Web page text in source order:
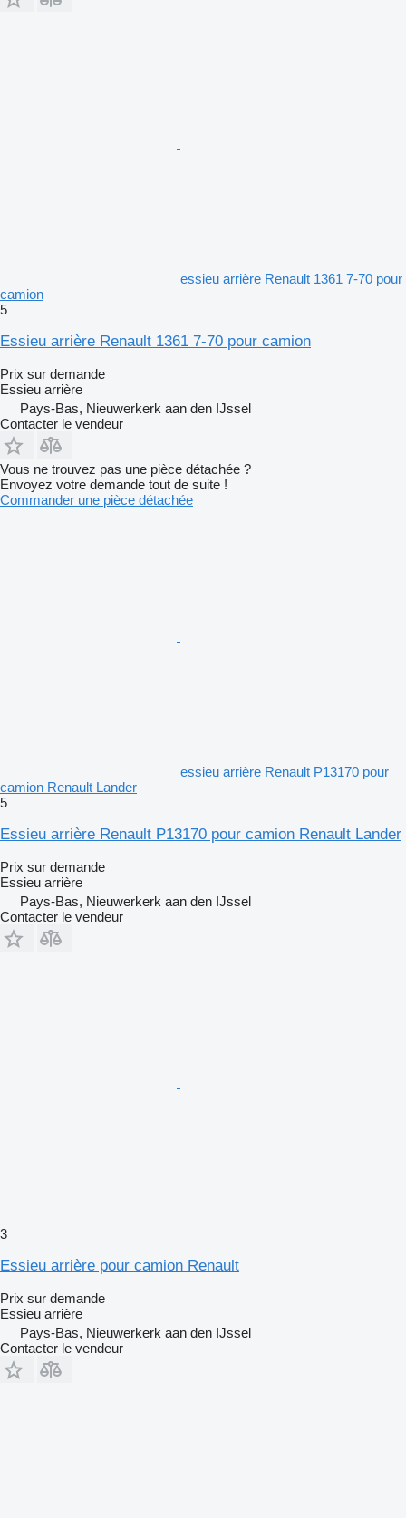
essieu arrière Renault 1361 7-70 pour
camion
5
Essieu arrière Renault 1361 7-70 pour camion
Prix sur demande
Essieu arrière
Pays-Bas, Nieuwerkerk aan den IJssel
Contacter le vendeur
Vous ne trouvez pas une pièce détachée ?
Envoyez votre demande tout de suite !
Commander une pièce détachée
essieu arrière Renault P13170 pour
camion Renault Lander
5
Essieu arrière Renault P13170 pour camion Renault Lander
Prix sur demande
Essieu arrière
Pays-Bas, Nieuwerkerk aan den IJssel
Contacter le vendeur
3
Essieu arrière pour camion Renault
Prix sur demande
Essieu arrière
Pays-Bas, Nieuwerkerk aan den IJssel
Contacter le vendeur